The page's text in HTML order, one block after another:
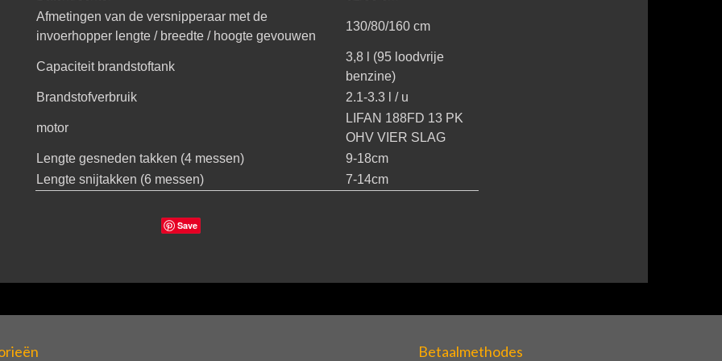
Afmetingen van de versnipperaar met de
invoerhopper lengte / breedte / hoogte gevouwen
130/80/160 cm
Capaciteit brandstoftank
3,8 l (95 loodvrije
benzine)
Brandstofverbruik
2.1-3.3 l / u
motor
LIFAN 188FD 13 PK
OHV VIER SLAG
Lengte gesneden takken (4 messen)
9-18cm
Lengte snijtakken (6 messen)
7-14cm
Save
Betaalmethodes